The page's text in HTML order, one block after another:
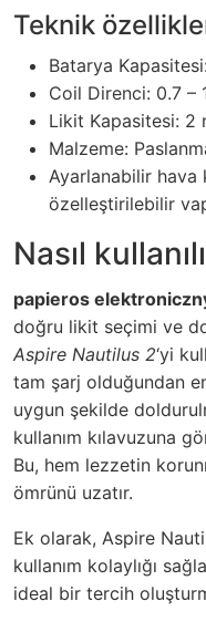
Teknik
Batarya
Coil Direnci: 0.7 –
Likit Kapasitesi: 2
Malzeme:
Ayarlanabilir hava
özelleştirilebilir
Nasıl
papieros
doğru likit seçimi ve
Aspire Nautilus 2‘yi
tam şarj olduğundan
uygun şekilde
kullanım kılavuzuna
Bu, hem lezzetin
ömrünü uzatır.
Ek olarak, Aspire
kullanım kolaylığı
ideal bir tercih